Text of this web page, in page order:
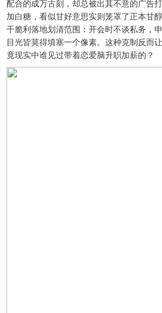
配合的成万古刻，却总被出其不意的广告
加白糖，看似甘好意思实则笼罩了正本甘
干脆利落地划清范围：开会时不谈私务，
目光皆莫得填塞一个像素。这种克制反
竟现实中谁见过带着恋爱脑升职加薪的？